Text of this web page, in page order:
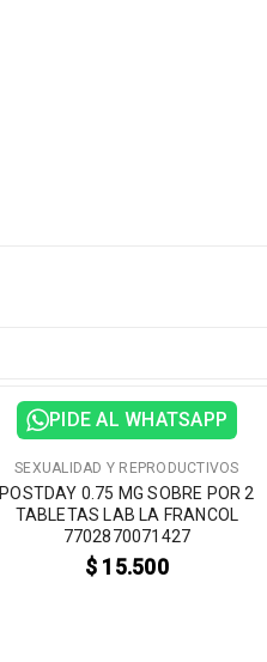
PIDE AL WHATSAPP
SEXUALIDAD Y REPRODUCTIVOS
POSTDAY 0.75 MG SOBRE POR 2
TABLETAS LAB LA FRANCOL
7702870071427
$ 15.500